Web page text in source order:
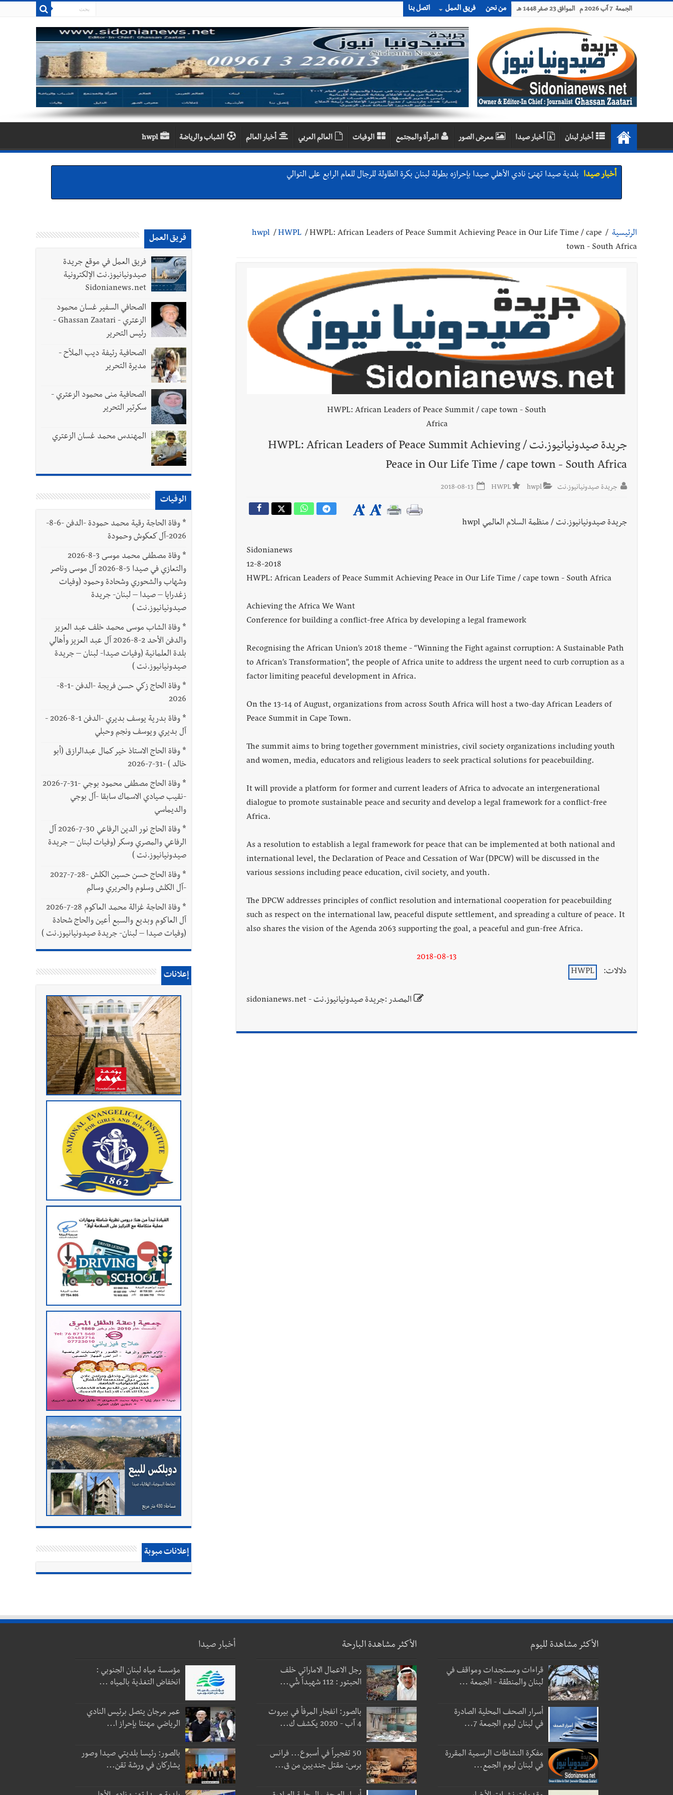
الجمعة 7 آب 2026 م الموافق 23 صفر 1448 هـ من نحن فريق العمل اتصل بنا
أخبار لبنان أخبار صيدا معرض الصور المرأة والمجتمع الوفيات العالم العربي أخبار العالم الشباب والرياضة hwpl
أخبار صيدا بلدية صيدا تهنئ نادي الأهلي صيدا بإحرازه بطولة لبنان بكرة الطاولة للرجال للعام الرابع على التوالي
أخبار صيدا بالصور: رئيسا بلديتي صيدا وصور يشاركان في ورشة تقنية حول الحد من النفايات البحرية وشباك الصيد المهملة
عمر مرجان يتصل برئيس النادي الرياضي مهنئا بإحراز البطولة
أخبار صيدا مؤسسة مياه لبنان الجنوبي : انخفاض التغذية بالمياه في صيدا نتيجة الانقطاع المتكرر لخط الخدمات الكهربائي
أخبار لبنان الزعتر الجنوبي يقاوم الحروب : تراثٌ الأجداد تصونه الأرض وتُهدده الحرب؟ | علي شعيتو إبن بلدة الطيري ووعده بالعودة لزراعة الزعتر بعدما أبعده القصف الإسرائيلي عن أرضه
أخبار لبنان
قراءات ومستجدات ومواقف في لبنان والمنطقة - الجمعة 7-8-2026: مفاوضات متعثّرة في روما؟ | عون: علينا الاستمرار بمسار التفاوض؟ واشنطن لتل أبيب: الحزب لم يخرق؟ |
فضيحة نقص السلاح تكبر؟ إيران - عمان : اتفاق هرمز على السكة ؟
مفكرة النشاطات الرسمية المقررة في لبنان ليوم الجمعة 7-8-2026
أخبار لبنان أسرار الصحف المحلية الصادرة في لبنان ليوم الجمعة 7-8-2026
مقدمات نشرات الأخبار المسائية في لبنان ليوم الخميس 6-8-2026
رجل الاعمال الاماراتي خلف الحبتور : 112 شهيداً شُيّعوا في ‫غزة‬ بعد أن بقوا تحت الأنقاض منذ عام 2023: أيُعقل أن يبقى الشعب الفلسطيني يعيش كل هذا الألم؟ وإلى متى
تستمر هذه المعاناة التي تمزق القلوب والضمائر؟
الرئيسية /
hwpl / HWPL / HWPL: African Leaders of Peace Summit Achieving Peace in Our Life Time / cape
town - South Africa
HWPL: African Leaders of Peace Summit / cape town - South
Africa
جريدة صيدونيانيوز.نت / HWPL: African Leaders of Peace Summit Achieving
Peace in Our Life Time / cape town - South Africa
جريدة صيدونيانيوز.نت hwpl
HWPL
جريدة صيدونيانيوز.نت / منظمة السلام العالمي hwpl
Sidonianews
12-8-2018
HWPL: African Leaders of Peace Summit Achieving Peace in Our Life Time / cape town - South Africa
Achieving the Africa We Want
Conference for building a conflict-free Africa by developing a legal framework
Recognising the African Union’s 2018 theme - “Winning the Fight against corruption: A Sustainable Path
to African’s Transformation”, the people of Africa unite to address the urgent need to curb corruption as a
factor limiting peaceful development in Africa.
On the 13-14 of August, organizations from across South Africa will host a two-day African Leaders of
Peace Summit in Cape Town.
The summit aims to bring together government ministries, civil society organizations including youth
and women, media, educators and religious leaders to seek practical solutions for peacebuilding.
It will provide a platform for former and current leaders of Africa to advocate an intergenerational
dialogue to promote sustainable peace and security and develop a legal framework for a conflict-free
Africa.
As a resolution to establish a legal framework for peace that can be implemented at both national and
international level, the Declaration of Peace and Cessation of War (DPCW) will be discussed in the
various sessions including peace education, civil society, and youth.
The DPCW addresses principles of conflict resolution and international cooperation for peacebuilding
such as respect on the international law, peaceful dispute settlement, and spreading a culture of peace. It
also shares the vision of the Agenda 2063 supporting the goal, a peaceful and gun-free Africa.
2018-08-13
دلالات:
HWPL
المصدر :جريدة صيدونيانيوز.نت - sidonianews.net
فريق العمل
فريق العمل في موقع جريدة
صيدونيانيوز.نت الإلكترونية
Sidonianews.net
الصحافي السفير غسان محمود
الزعتري - Ghassan Zaatari -
رئيس التحرير
الصحافية رئيفة ديب الملاّح -
مديرة التحرير
الصحافية منى محمود الزعتري -
سكرتير التحرير
المهندس محمد غسان الزعتري
الوفيات
*
وفاة الحاجة رقية محمد حمودة -الدفن -6-8-
2026-آل كعكوش وحمودة
*
وفاة مصطفى محمد موسى 3-8-2026
والتعازي في صيدا 5-8-2026 آل موسى وناصر
وشهاب والشحوري وشحادة وحمود (وفيات
زغدرايا – صيدا – لبنان- جريدة
صيدونيانيوز.نت )
* وفاة الشاب موسى محمد خلف عبد العزيز
والدفن الأحد 2-8-2026 آل عبد العزيز وأهالي
بلدة العلمانية (وفيات صيدا- لبنان – جريدة
صيدونيانيوز.نت )
*
وفاة الحاج زكي حسن فريجة -الدفن -1-8-
2026
*
وفاة بدرية يوسف بديري -الدفن 1-8-2026 -
آل بديري ويوسف ونجم وحبلي
* وفاة الحاج الاستاذ خير كمال عبدالرازق (أبو
خالد ) -31-7-2026
*
وفاة الحاج مصطفى محمود بوجي -31-7-2026
-نقيب صيادي الاسماك سابقا -آل بوجي
والديماسي
*
وفاة الحاج نور الدين الرفاعي 30-7-2026 آل
الرفاعي والمصري وسكر (وفيات لبنان – جريدة
صيدونيانيوز.نت )
*
وفاة الحاج حسن حسين الكلش -28-7-2027
-آل الكلش وسلوم والحريري وسالم
*
وفاة الحاجة غزالة محمد العاكوم 28-7-2026
آل العاكوم وبديع والسبع أعين والحاج شحادة
(وفيات صيدا – لبنان- جريدة صيدونيانيوز.نت )
إعلانات
إعلانات مبوبة
الأكثر مشاهدة لليوم
قراءات ومستجدات ومواقف في
لبنان والمنطقة - الجمعة ...
أسرار الصحف المحلية الصادرة
في لبنان ليوم الجمعة 7...
مفكرة النشاطات الرسمية المقررة
في لبنان ليوم الجمع...
الأكثر مشاهدة البارحة
رجل الاعمال الاماراتي خلف
الحبتور : 112 شهيداً شُي...
بالصور: انفجار المرفأ في بيروت
4 آب - 2020 يكشف ك...
50 تفجيراً في أسبوع... فرانس
برس: مقتل جنديين من ق...
أخبار صيدا
مؤسسة مياه لبنان الجنوبي :
انخفاض التغذية بالمياه ...
عمر مرجان يتصل برئيس النادي
الرياضي مهنئا بإحراز ا...
بالصور: رئيسا بلديتي صيدا وصور
يشاركان في ورشة تقن...